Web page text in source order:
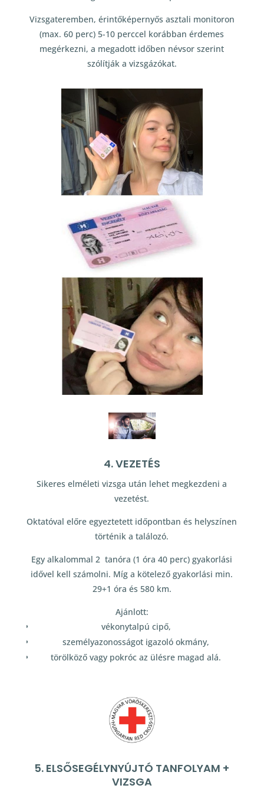
Vizsgateremben, érintőképernyős asztali monitoron
(max. 60 perc) 5-10 perccel korábban érdemes
megérkezni, a megadott időben névsor szerint
szólítják a vizsgázókat.
4. VEZETÉS
Sikeres elméleti vizsga után lehet megkezdeni a
vezetést.
Oktatóval előre egyeztetett időpontban és helyszínen
történik a találozó.
Egy alkalommal 2 tanóra (1 óra 40 perc) gyakorlási
idővel kell számolni. Míg a kötelező gyakorlási min.
29+1 óra és 580 km.
Ajánlott:
vékonytalpú cipő,
személyazonosságot igazoló okmány,
törölköző vagy pokróc az ülésre magad alá.
5. ELSŐSEGÉLYNYÚJTÓ TANFOLYAM +
VIZSGA